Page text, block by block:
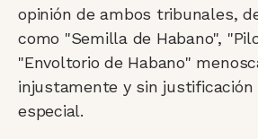
opinión de ambos tribunales,
como "Semilla de Habano",
"Envoltorio de Habano"
injustamente y sin
especial.